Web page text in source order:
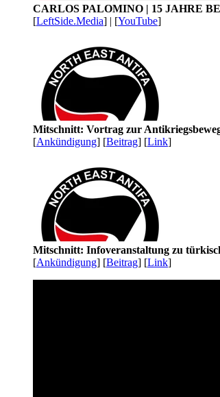
CARLOS PALOMINO | 15 JAHRE
[LeftSide.Media] | [YouTube]
Mitschnitt: Vortrag zur
[Ankündigung] [Beitrag] [Link]
Mitschnitt: Infoveranstaltung zu
[Ankündigung] [Beitrag] [Link]